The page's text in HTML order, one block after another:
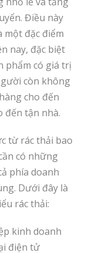
Điều này
đặc điểm
nay, đặc biệt
phẩm có giá trị
còn không
cho đến
đến tận nhà.
từ rác thải bao
có những
phía doanh
Dưới đây là
rác thải:
kinh doanh
điện tử